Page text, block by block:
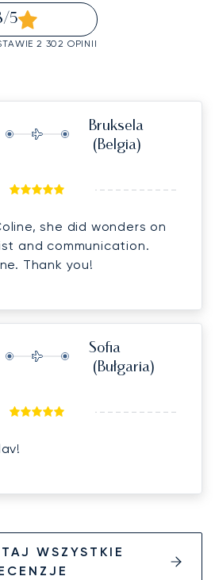
/5
2 302 OPINII
Bruksela
(Belgia)
she did wonders on
and communication.
Thank you!
Sofia
(Bułgaria)
WSZYSTKIE